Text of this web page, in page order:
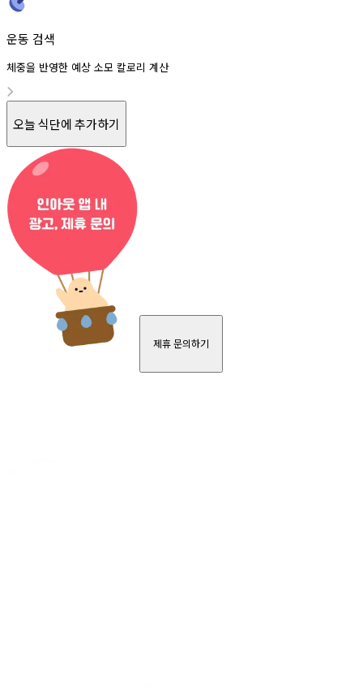
운동 검색
체중을 반영한 예상 소모 칼로리 계산
오늘 식단에 추가하기
제휴 문의하기